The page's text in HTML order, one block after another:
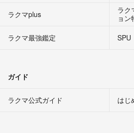
ラクマplus
ラク
ョン
ラクマ最強鑑定
SPU
ガイド
ラクマ公式ガイド はじ